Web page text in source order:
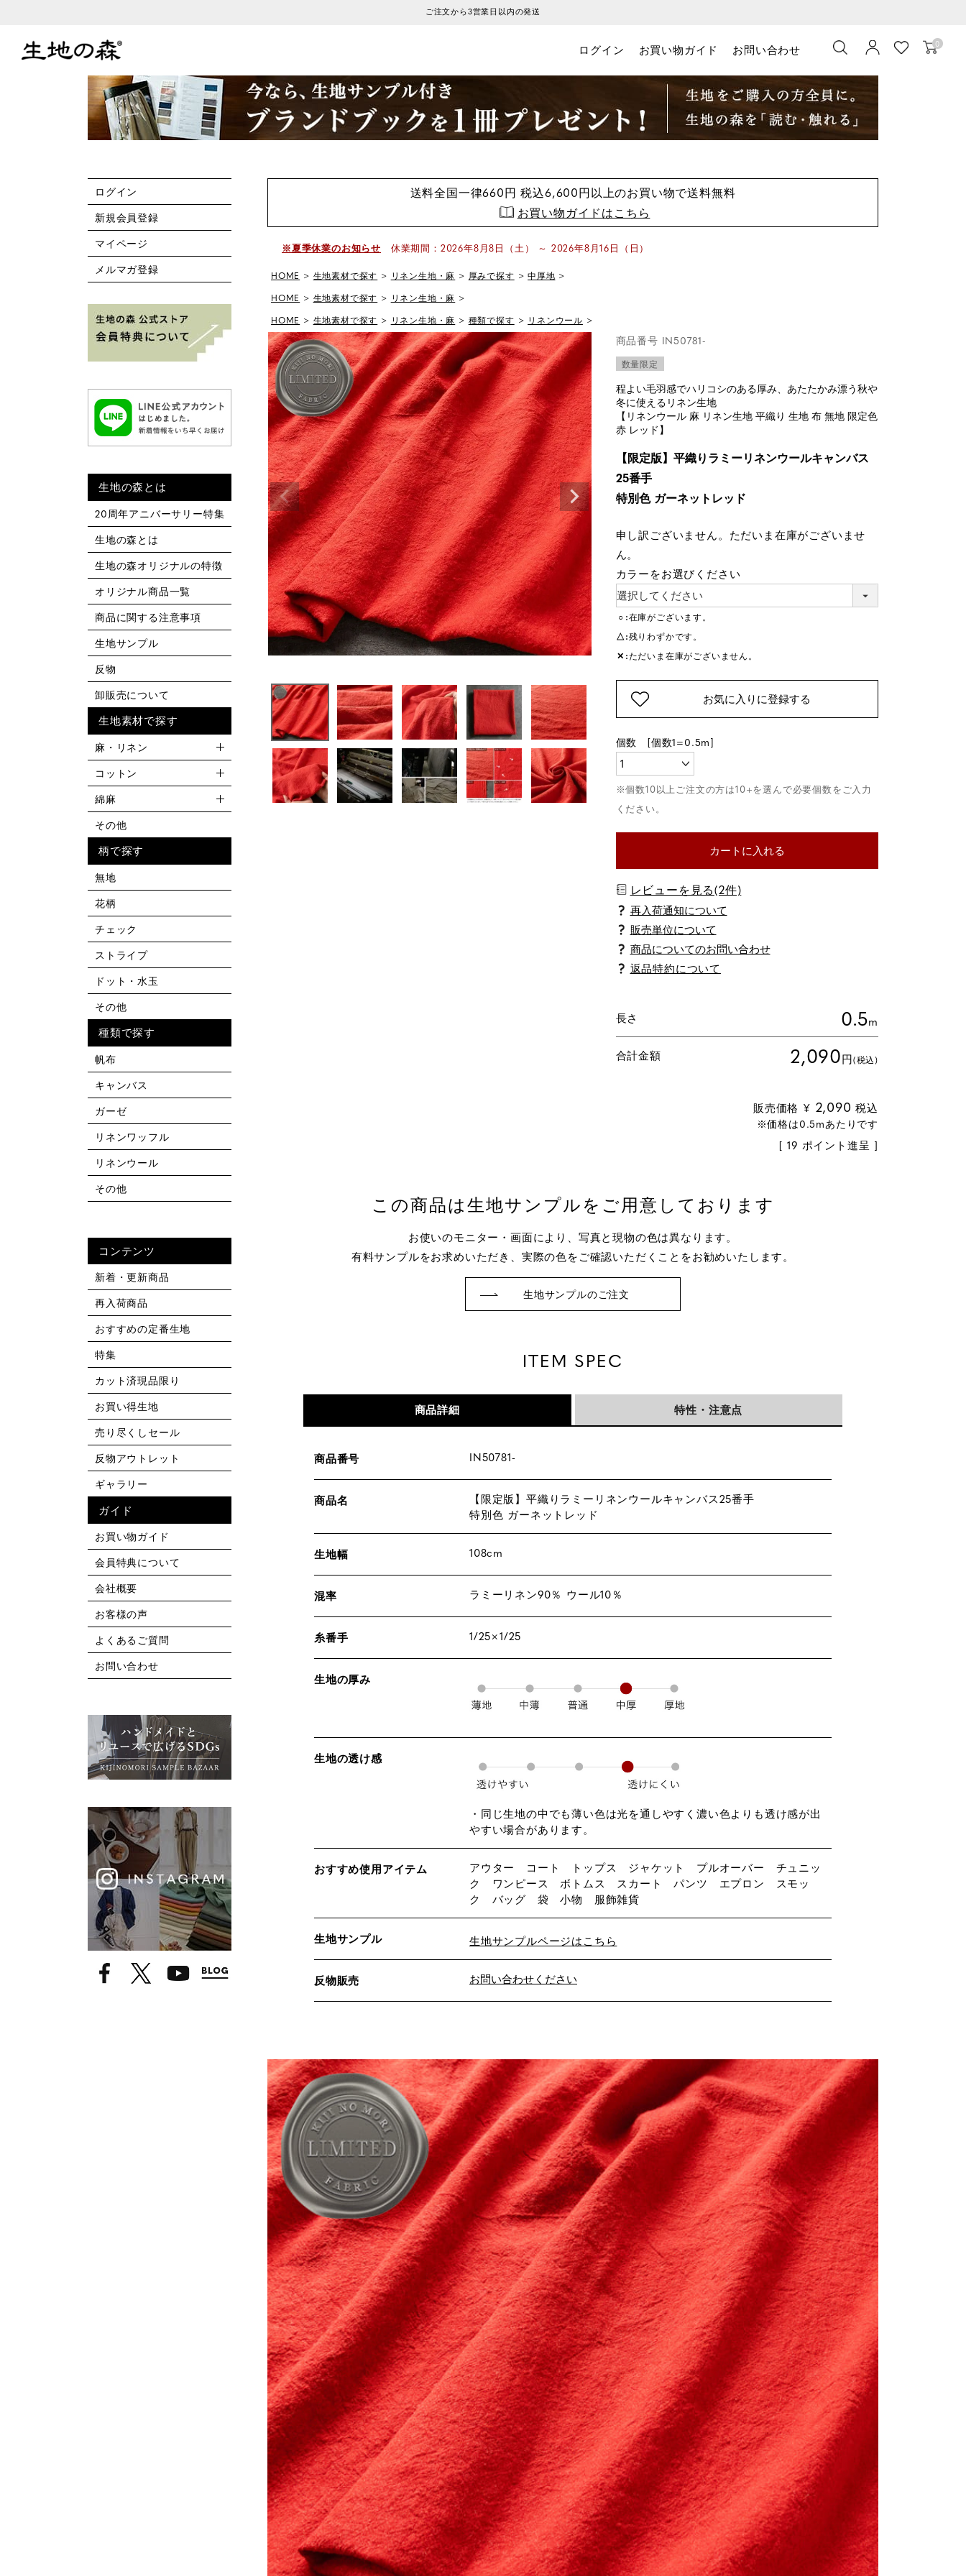
ご注文から3営業日以内の発送
ログイン お買い物ガイド お問い合わせ 0
送料全国一律660円 税込6,600円以上のお買い物で送料無料
お買い物ガイドはこちら
※夏季休業のお知らせ 休業期間：2026年8月8日（土） ～ 2026年8月16日（日）
HOME 生地素材で探す リネン生地・麻 厚みで探す
中厚地
HOME
生地素材で探す
リネン生地・麻
HOME
生地素材で探す リネン生地・麻 種類で探す リネンウール
商品番号 IN50781-
数量限定
程よい毛羽感でハリコシのある厚み、あたたかみ漂う秋や
冬に使えるリネン生地
【リネンウール 麻 リネン生地 平織り 生地 布 無地 限定色
赤 レッド】
【限定版】平織りラミーリネンウールキャンバス
25番手
特別色 ガーネットレッド
申し訳ございません。ただいま在庫がございませ
ん。
カラーをお選びください
○ 在庫がございます。
△ 残りわずかです。
✕ ただいま在庫がございません。
お気に入りに登録する
カートに入れる
レビューを見る(2件)
商品についてのお問い合わせ
返品特約について
長さ 0.5m
合計金額 2,090円(税込)
販売価格 ¥ 2,090 税込
[ 19 ポイント進呈 ]
この商品は生地サンプルをご用意しております
お使いのモニター・画面により、写真と現物の色は異なります。
有料サンプルをお求めいただき、実際の色をご確認いただくことをお勧めいたします。
生地サンプルのご注文
ITEM SPEC
商品詳細
商品番号 IN50781-
商品名
【限定版】平織りラミーリネンウールキャンバス25番手
特別色 ガーネットレッド
生地幅 108cm
混率 ラミーリネン90％ ウール10％
糸番手 1/25×1/25
生地の厚み
生地の透け感
・同じ生地の中でも薄い色は光を通しやすく濃い色よりも透け感が出
やすい場合があります。
おすすめ使用アイテム
アウター コート トップス ジャケット プルオーバー チュニッ
ク ワンピース ボトムス スカート パンツ エプロン スモッ
ク バッグ 袋 小物 服飾雑貨
生地サンプル 生地サンプルページはこちら
反物販売 お問い合わせください
特性・注意点
※詳しくはこちら
※詳しくはこちら
※詳しくはこちら
ログイン
新規会員登録
マイページ
メルマガ登録
生地の森とは
20周年アニバーサリー特集
生地の森とは
生地の森オリジナルの特徴
オリジナル商品一覧
商品に関する注意事項
生地サンプル
反物
卸販売について
生地素材で探す
麻・リネン
コットン
綿麻
その他
柄で探す
無地
花柄
チェック
ストライプ
ドット・水玉
その他
種類で探す
帆布
キャンバス
ガーゼ
リネンワッフル
リネンウール
その他
コンテンツ
新着・更新商品
再入荷商品
おすすめの定番生地
特集
カット済現品限り
お買い得生地
売り尽くしセール
反物アウトレット
ギャラリー
ガイド
お買い物ガイド
会員特典について
会社概要
お客様の声
よくあるご質問
お問い合わせ